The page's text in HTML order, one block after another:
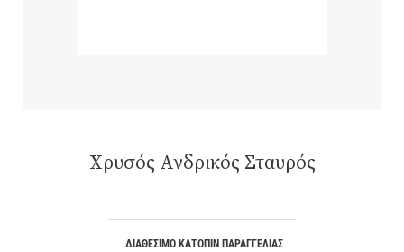
Χρυσός Ανδρικός Σταυρός
ΔΙΑΘΈΣΙΜΟ ΚΑΤΌΠΙΝ ΠΑΡΑΓΓΕΛΊΑΣ